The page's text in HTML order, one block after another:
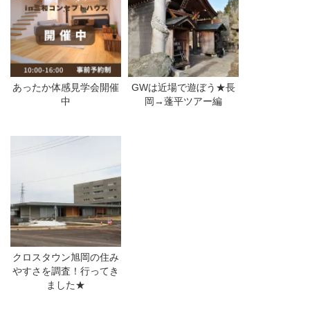
あったか体感見学会開催
中
GWは近場で遊ぼう★長
岡→蓬平ツアー編
クロスタウン旭岡の住み
やすさを調査！行ってき
ました★